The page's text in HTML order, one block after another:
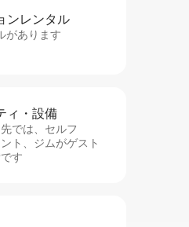
ンレ⁠ン⁠タ⁠ル
があります
ィ・設⁠備
では、セ⁠ル⁠フ
ト、ジムがゲスト
す